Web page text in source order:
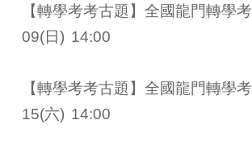
【轉學考考古題】全國龍門轉學考
09(日) 14:00
【轉學考考古題】全國龍門轉學考
15(六) 14:00